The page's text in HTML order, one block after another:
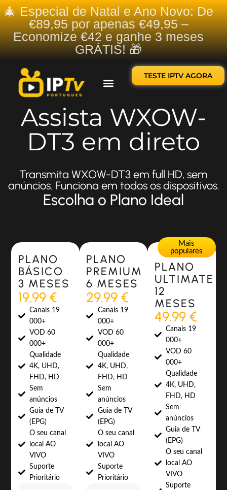
🎄 Especial de Natal e Ano Novo: De
€89,95 por apenas €49,95 –
Economize €42 e ganhe 3 meses
GRÁTIS! 🎁
TESTE IPTV AGORA
Assista WXOW-
DT3 em direto
Transmita WXOW-DT3 em full HD, sem
anúncios. Funciona em todos os dispositivos.
Escolha o Plano Ideal
Most Popular
PLANO
BÁSICO
3 MESES
19.99 €
Canais 19
000+
VOD 60
000+
Qualidade
4K, UHD,
FHD, HD
Sem
anúncios
Guia de TV
(EPG)
O seu canal
local AO
VIVO
Suporte
Prioritário
Most Popular
PLANO
PREMIUM
6 MESES
29.99 €
Canais 19
000+
VOD 60
000+
Qualidade
4K, UHD,
FHD, HD
Sem
anúncios
Guia de TV
(EPG)
O seu canal
local AO
VIVO
Suporte
Prioritário
Mais
populares
PLANO
ULTIMATE
12
MESES
49.99 €
Canais 19
000+
VOD 60
000+
Qualidade
4K, UHD,
FHD, HD
Sem
anúncios
Guia de TV
(EPG)
O seu canal
local AO
VIVO
Suporte